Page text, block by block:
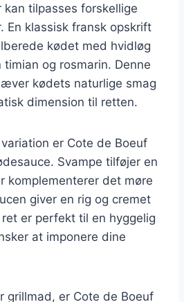
kan tilpasses forskellige
En klassisk fransk opskrift
kødet med hvidløg
og rosmarin. Denne
kødets naturlige smag
dimension til retten.
er Cote de Boeuf
Svampe tilføjer en
komplementerer det møre
giver en rig og cremet
er perfekt til en hyggelig
at imponere dine
grillmad, er Cote de Boeuf